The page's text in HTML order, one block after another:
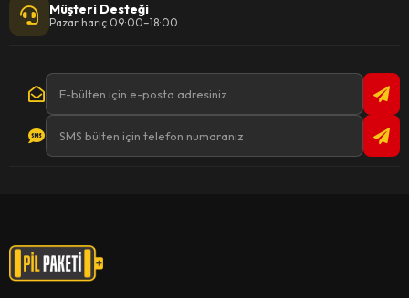
Müşteri Desteği
Pazar hariç 09:00–18:00